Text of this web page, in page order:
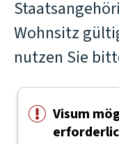
Wohnsitz
nutzen Sie
Visum